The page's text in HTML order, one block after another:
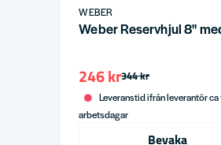
WEBER
Weber Reservhjul 8"
344 kr
246 kr
Leveranstid ifrån leverantör ca
arbetsdagar
Bevaka